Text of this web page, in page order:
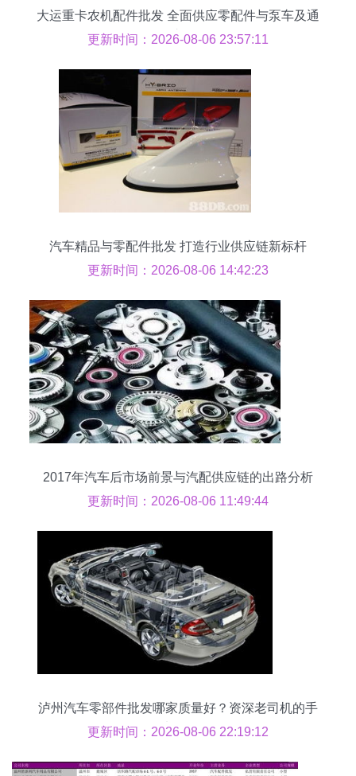
大运重卡农机配件批发 全面供应零配件与泵车及通
用汽车配件
更新时间：2026-08-06 23:57:11
汽车精品与零配件批发 打造行业供应链新标杆
更新时间：2026-08-06 14:42:23
2017年汽车后市场前景与汽配供应链的出路分析
更新时间：2026-08-06 11:49:44
泸州汽车零部件批发哪家质量好？资深老司机的手
选攻略
更新时间：2026-08-06 22:19:12